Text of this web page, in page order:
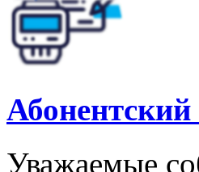
Уважаемые